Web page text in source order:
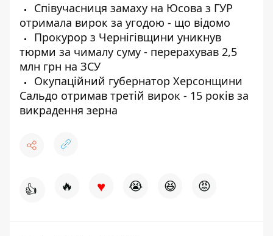
Співучасниця замаху на Юсова з ГУР
отримала вирок за угодою - що відомо
Прокурор з Чернігівщини уникнув
тюрми за чималу суму - перерахував 2,5
млн грн на ЗСУ
Окупаційний губернатор Херсонщини
Сальдо отримав третій вирок - 15 років за
викрадення зерна
👍 🔥 ♥ 😭 😆 😡